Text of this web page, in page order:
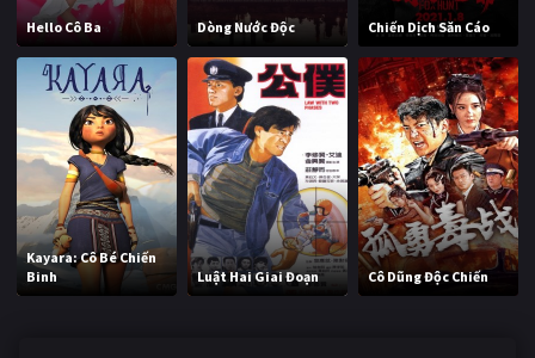
Hello Cô Ba Dòng Nước Độc Chiến Dịch Săn Cáo
Kayara: Cô Bé Chiến
Binh
Luật Hai Giai Đoạn Cô Dũng Độc Chiến